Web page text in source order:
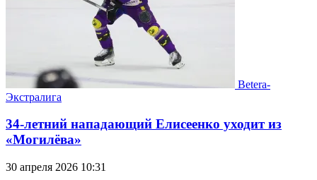
Betera-
Экстралига
34-летний нападающий Елисеенко уходит из
«Могилёва»
30 апреля 2026 10:31